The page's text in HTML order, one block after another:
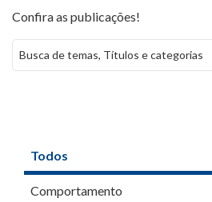
Confira as publicações!
Todos
Comportamento